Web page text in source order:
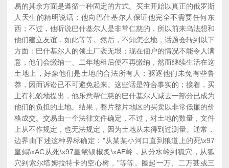
易的其余方面是遵循一种固定的方式。买主开始以真正的俄罗斯
人天生的精明说话：他向巴什基尔人保证他完全不需要任何东
西；不过，他听说巴什基尔人是非常仁慈的，所以前来乌法想和
他们建立友谊，如此等等。然后，不知怎么地，话题会转到以下
方面：巴什基尔人的领土厂袤无垠；现在佃户的情况不能令人满
意，他们会缴纳一、二年地租后便不再缴纳，然而继续生活在这
土地上，好象他们是土地的合法所有人；驱逐他们未免有些鲁
莽，因而诉讼已不可避免起来。这些话是符合事实的；接着，买
主有礼貌地提出，他乐意帮仁慈的巴什基尔人减去一部分已成为
他们的负担的土地。结果，整片整片地区的买卖以非常低廉的价
格成交。交易由一个法律文件确定，不过，对土地的数量，文件
上从不作规定，也无法规定，因为土地从未得到过测量。通常，
边界由下述这种界标确定："从某某小河口直到狼道上的死\x97
皇鳎\xAC从死\x97皇髦钡椒炙\xAE岭，从分水岭到狐穴，从狐
穴到索尔塔姆拉特卡的空心树，"等等。圈起一万、二万甚或三